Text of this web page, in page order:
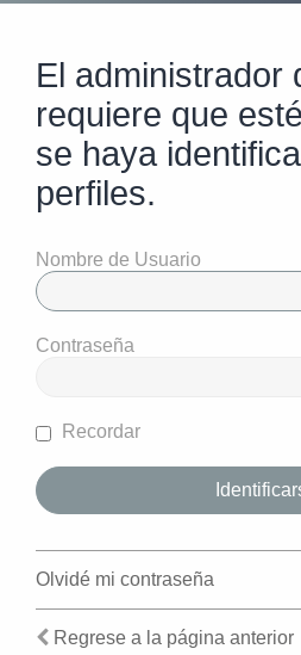
El administrador
requiere que
se haya
perfiles.
Nombre de Usuario
Contraseña
Recordar
Olvidé mi contraseña
Regrese a la página anterior